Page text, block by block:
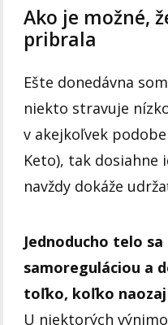
Ako je možné,
pribrala
Ešte donedávna
niekto stravuje
v akejkoľvek
Keto), tak dosiahne
navždy dokáže
Jednoducho telo
samoreguláciou a
toľko, koľko
U niektorých